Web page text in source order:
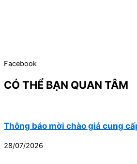
Facebook
CÓ THỂ BẠN QUAN TÂM
Thông báo mời chào giá cung
28/07/2026